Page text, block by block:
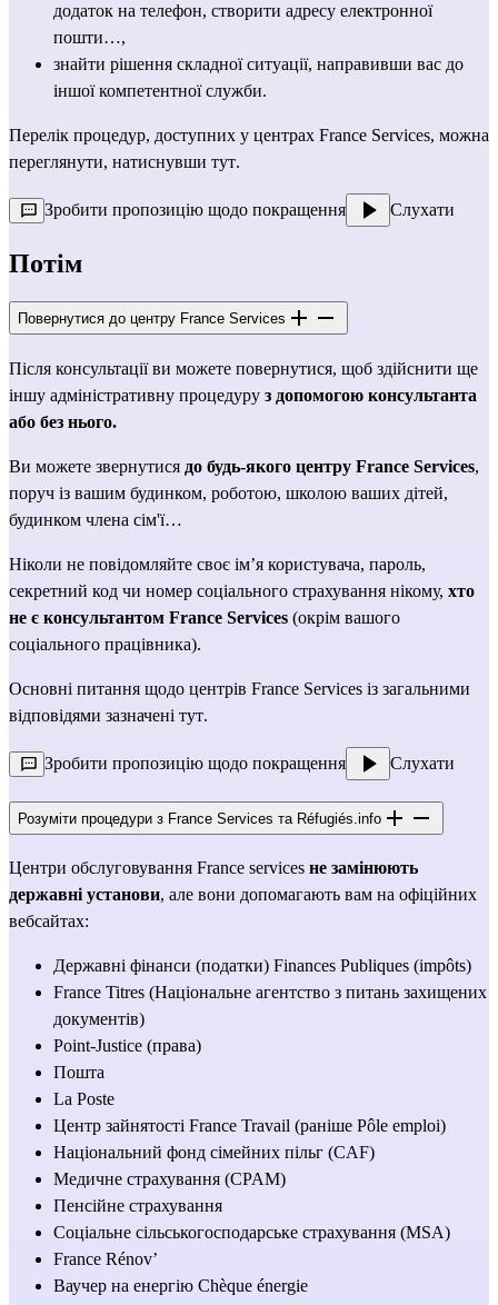
додаток на телефон, створити адресу електронної
пошти…,
знайти рішення складної ситуації, направивши вас до
іншої компетентної служби.
Перелік процедур, доступних у центрах France Services, можна
переглянути, натиснувши тут.
Зробити пропозицію щодо покращення Слухати
Потім
Повернутися до центру France Services
Після консультації ви можете повернутися, щоб здійснити ще
іншу адміністративну процедуру з допомогою консультанта
або без нього.
Ви можете звернутися до будь-якого центру France Services,
поруч із вашим будинком, роботою, школою ваших дітей,
будинком члена сім'ї…
Ніколи не повідомляйте своє ім’я користувача, пароль,
секретний код чи номер соціального страхування нікому, хто
не є консультантом France Services (окрім вашого
соціального працівника).
Основні питання щодо центрів France Services із загальними
відповідями зазначені тут.
Зробити пропозицію щодо покращення Слухати
Розуміти процедури з France Services та Réfugiés.info
Центри обслуговування France services не замінюють
державні установи, але вони допомагають вам на офіційних
вебсайтах:
Державні фінанси (податки) Finances Publiques (impôts)
France Titres (Національне агентство з питань захищених
документів)
Point-Justice (права)
Пошта
La Poste
Центр зайнятості France Travail (раніше Pôle emploi)
Національний фонд сімейних пільг (CAF)
Медичне страхування (CPAM)
Пенсійне страхування
Соціальне сільськогосподарське страхування (MSA)
France Rénov’
Ваучер на енергію Chèque énergie